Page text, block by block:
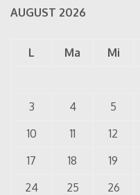
AUGUST 2026
L Ma Mi
3
4 5
10
11 12
17
18 19
24
25 26